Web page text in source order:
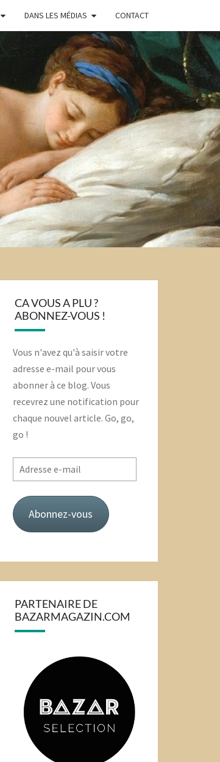
DANS LES MÉDIAS CONTACT
CA VOUS A PLU ?
ABONNEZ-VOUS !
Vous n'avez qu'à saisir votre
adresse e-mail pour vous
abonner à ce blog. Vous
recevrez une notification pour
chaque nouvel article. Go, go,
go !
Adresse
e-
mail
Abonnez-vous
PARTENAIRE DE
BAZARMAGAZIN.COM